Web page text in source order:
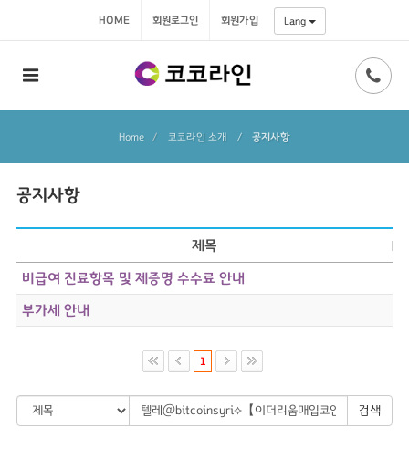
HOME 회원로그인 회원가입 Lang
Home 코코라인 소개 / 공지사항
공지사항
제목
비급여 진료항목 및 제증명 수수료 안내
부가세 안내
1
검색